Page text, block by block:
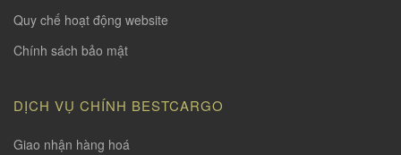
Quy chế hoạt động website
Chính sách bảo mật
DỊCH VỤ CHÍNH BESTCARGO
Giao nhận hàng hoá